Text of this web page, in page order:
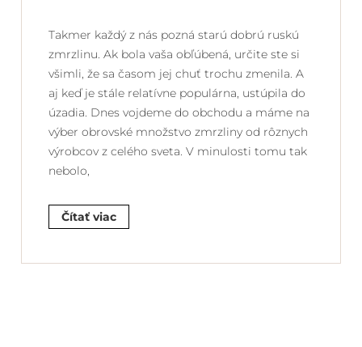
Takmer každý z nás pozná starú dobrú ruskú
zmrzlinu. Ak bola vaša obľúbená, určite ste si
všimli, že sa časom jej chuť trochu zmenila. A
aj keď je stále relatívne populárna, ustúpila do
úzadia. Dnes vojdeme do obchodu a máme na
výber obrovské množstvo zmrzliny od rôznych
výrobcov z celého sveta. V minulosti tomu tak
nebolo,
Čítať viac